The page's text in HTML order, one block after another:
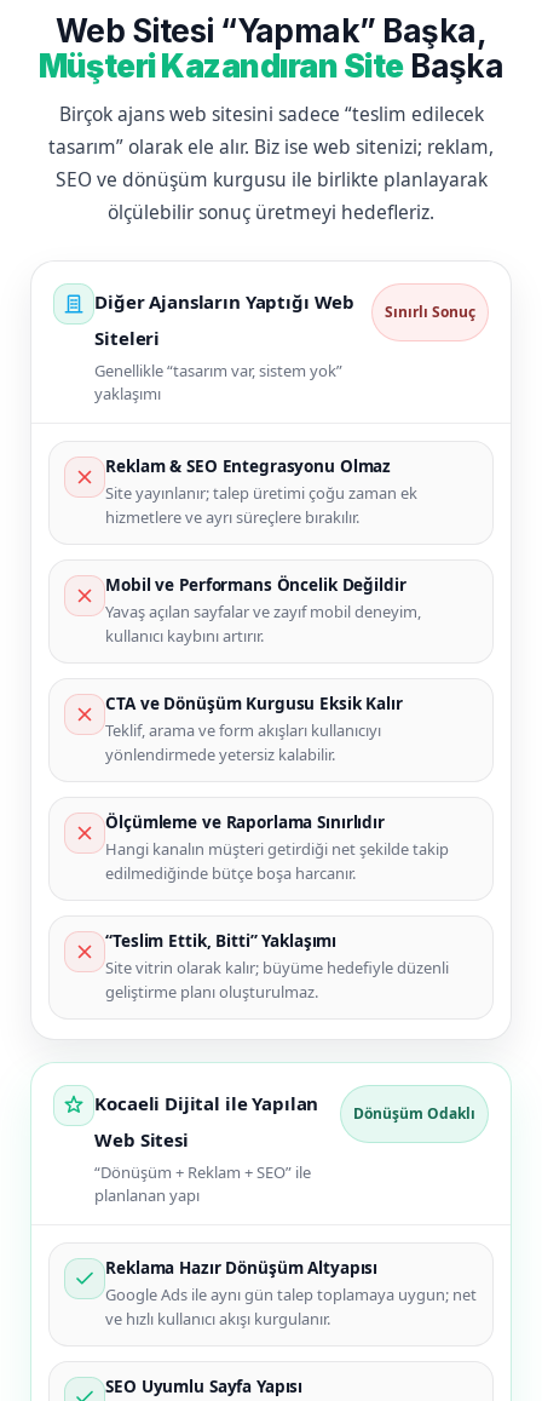
Web Sitesi “Yapmak” Başka,
Müşteri Kazandıran SiteBaşka
Birçok ajans web sitesini sadece “teslim edilecek
tasarım” olarak ele alır. Biz ise web sitenizi; reklam,
SEO ve dönüşüm kurgusu ile birlikte planlayarak
ölçülebilir sonuç üretmeyi hedefleriz.
Diğer Ajansların Yaptığı Web
Siteleri
Genellikle “tasarım var, sistem yok”
yaklaşımı
Sınırlı Sonuç
Reklam & SEO Entegrasyonu Olmaz
Site yayınlanır; talep üretimi çoğu zaman ek
hizmetlere ve ayrı süreçlere bırakılır.
Mobil ve Performans Öncelik Değildir
Yavaş açılan sayfalar ve zayıf mobil deneyim,
kullanıcı kaybını artırır.
CTA ve Dönüşüm Kurgusu Eksik Kalır
Teklif, arama ve form akışları kullanıcıyı
yönlendirmede yetersiz kalabilir.
Ölçümleme ve Raporlama Sınırlıdır
Hangi kanalın müşteri getirdiği net şekilde takip
edilmediğinde bütçe boşa harcanır.
“Teslim Ettik, Bitti” Yaklaşımı
Site vitrin olarak kalır; büyüme hedefiyle düzenli
geliştirme planı oluşturulmaz.
Kocaeli Dijital ile Yapılan
Web Sitesi
“Dönüşüm + Reklam + SEO” ile
planlanan yapı
Dönüşüm Odaklı
Reklama Hazır Dönüşüm Altyapısı
Google Ads ile aynı gün talep toplamaya uygun; net
ve hızlı kullanıcı akışı kurgulanır.
SEO Uyumlu Sayfa Yapısı